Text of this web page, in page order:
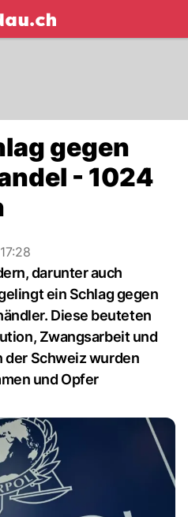
NAU.ch
gegen
- 1024
darunter auch
ein Schlag gegen
Diese beuteten
Zwangsarbeit und
der Schweiz wurden
und Opfer